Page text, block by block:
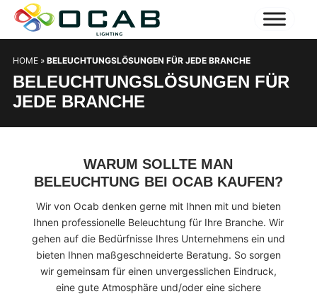
HOME» BELEUCHTUNGSLÖSUNGEN FÜR JEDE BRANCHE
BELEUCHTUNGSLÖSUNGEN FÜR
JEDE BRANCHE
WARUM SOLLTE MAN
BELEUCHTUNG BEI OCAB KAUFEN?
Wir von Ocab denken gerne mit Ihnen mit und bieten
Ihnen professionelle Beleuchtung für Ihre Branche. Wir
gehen auf die Bedürfnisse Ihres Unternehmens ein und
bieten Ihnen maßgeschneiderte Beratung. So sorgen
wir gemeinsam für einen unvergesslichen Eindruck,
eine gute Atmosphäre und/oder eine sichere